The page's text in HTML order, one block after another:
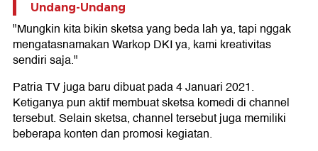
Undang-Undang
"Mungkin kita bikin sketsa yang beda lah ya, tapi nggak
mengatasnamakan Warkop DKI ya, kami kreativitas
sendiri saja."
Patria TV juga baru dibuat pada 4 Januari 2021.
Ketiganya pun aktif membuat sketsa komedi di channel
tersebut. Selain sketsa, channel tersebut juga memiliki
beberapa konten dan promosi kegiatan.